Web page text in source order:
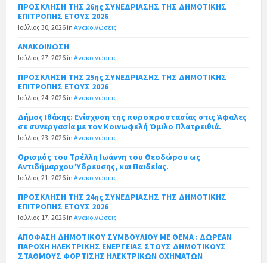
ΠΡΟΣΚΛΗΣΗ ΤΗΣ 26ης ΣΥΝΕΔΡΙΑΣΗΣ ΤΗΣ ΔΗΜΟΤΙΚΗΣ
ΕΠΙΤΡΟΠΗΣ ΕΤΟΥΣ 2026
Ιούλιος 30, 2026 in Ανακοινώσεις
ΑΝΑΚΟΙΝΩΣΗ
Ιούλιος 27, 2026 in Ανακοινώσεις
ΠΡΟΣΚΛΗΣΗ ΤΗΣ 25ης ΣΥΝΕΔΡΙΑΣΗΣ ΤΗΣ ΔΗΜΟΤΙΚΗΣ
ΕΠΙΤΡΟΠΗΣ ΕΤΟΥΣ 2026
Ιούλιος 24, 2026 in Ανακοινώσεις
Δήμος Ιθάκης: Ενίσχυση της πυροπροστασίας στις Άφαλες
σε συνεργασία με τον Κοινωφελή Όμιλο Πλατρειθιά.
Ιούλιος 23, 2026 in Ανακοινώσεις
Ορισμός του Τρέλλη Ιωάννη του Θεοδώρου ως
Αντιδήμαρχου Ύδρευσης, και Παιδείας.
Ιούλιος 21, 2026 in Ανακοινώσεις
ΠΡΟΣΚΛΗΣΗ ΤΗΣ 24ης ΣΥΝΕΔΡΙΑΣΗΣ ΤΗΣ ΔΗΜΟΤΙΚΗΣ
ΕΠΙΤΡΟΠΗΣ ΕΤΟΥΣ 2026
Ιούλιος 17, 2026 in Ανακοινώσεις
ΑΠΟΦΑΣΗ ΔΗΜΟΤΙΚΟΥ ΣΥΜΒΟΥΛΙΟΥ ΜΕ ΘΕΜΑ : ΔΩΡΕΑΝ
ΠΑΡΟΧΗ ΗΛΕΚΤΡΙΚΗΣ ΕΝΕΡΓΕΙΑΣ ΣΤΟΥΣ ΔΗΜΟΤΙΚΟΥΣ
ΣΤΑΘΜΟΥΣ ΦΟΡΤΙΣΗΣ ΗΛΕΚΤΡΙΚΩΝ ΟΧΗΜΑΤΩΝ